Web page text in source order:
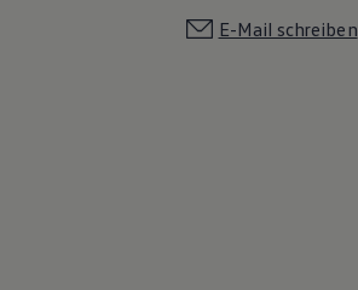
E-Mail schreiben